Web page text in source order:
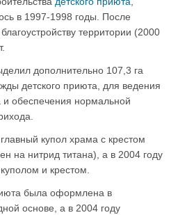
в 1997-1998 годы. После
территории (2000
дополнительно 107,3 га
детского приюта, для ведения
и обеспечения нормальной
купол храма с крестом
на нитрид титана), а в 2004 году
и крестом.
была оформлена в
основе, а в 2004 году